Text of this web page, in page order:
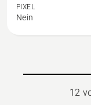
CUT
PIXEL
Nein
12